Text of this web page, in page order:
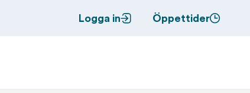
Logga in Öppettider